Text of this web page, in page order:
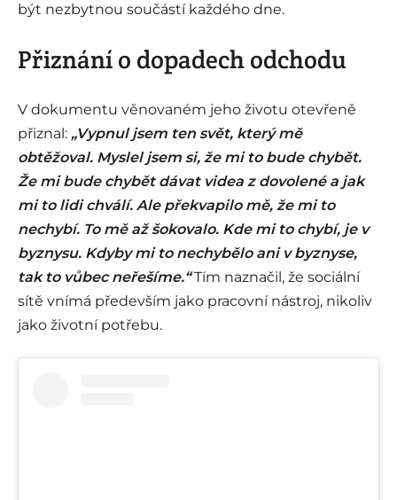
být nezbytnou součástí každého dne.
Přiznání o dopadech odchodu
V dokumentu věnovaném jeho životu otevřeně
přiznal: „Vypnul jsem ten svět, který mě
obtěžoval. Myslel jsem si, že mi to bude chybět.
Že mi bude chybět dávat videa z dovolené a jak
mi to lidi chválí. Ale překvapilo mě, že mi to
nechybí. To mě až šokovalo. Kde mi to chybí, je v
byznysu. Kdyby mi to nechybělo ani v byznyse,
tak to vůbec neřešíme.“Tím naznačil, že sociální
sítě vnímá především jako pracovní nástroj, nikoliv
jako životní potřebu.